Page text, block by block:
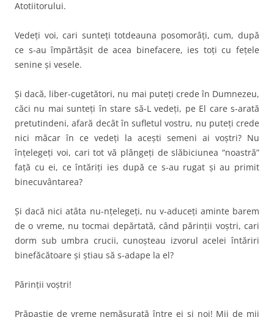
Atotiitorului.
Vedeţi voi, cari sunteţi totdeauna posomorâţi, cum, după
ce s-au împărtăşit de acea binefacere, ies toţi cu feţele
senine şi vesele.
Şi dacă, liber-cugetători, nu mai puteţi crede în Dumnezeu,
căci nu mai sunteţi în stare să-L vedeţi, pe El care s-arată
pretutindeni, afară decât în sufletul vostru, nu puteţi crede
nici măcar în ce vedeţi la aceşti semeni ai voştri? Nu
înţelegeţi voi, cari tot vă plângeţi de slăbiciunea “noastră”
faţă cu ei, ce întăriţi ies după ce s-au rugat şi au primit
binecuvântarea?
Şi dacă nici atâta nu-nţelegeţi, nu v-aduceţi aminte barem
de o vreme, nu tocmai depărtată, când părinţii voştri, cari
dorm sub umbra crucii, cunoşteau izvorul acelei întăriri
binefăcătoare şi ştiau să s-adape la el?
Părinţii voştri!
Prăpastie de vreme nemăsurată între ei şi noi! Mii de mii